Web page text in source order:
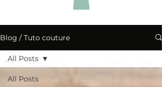
Blog / Tuto couture
All Posts
All Posts